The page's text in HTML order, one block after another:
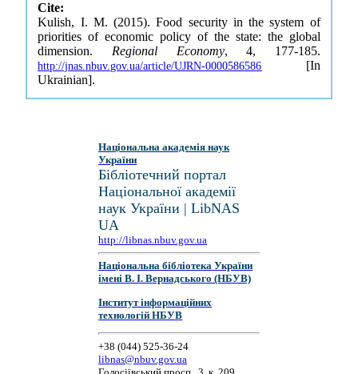
Cite:
Kulish, I. M. (2015). Food security in the system of
priorities of economic policy of the state: the global
dimension. Regional Economy, 4, 177-185.
http://jnas.nbuv.gov.ua/article/UJRN-0000586586 [In
Ukrainian].
Національна академія наук
України
Бібліотечний портал
Національної академії
наук України | LibNAS
UA
http://libnas.nbuv.gov.ua
Національна бібліотека України
імені В. І. Вернадського (НБУВ)
Інститут інформаційних
технологій НБУВ
+38 (044) 525-36-24
libnas@nbuv.gov.ua